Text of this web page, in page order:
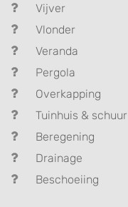
Vijver
Vlonder
Veranda
Pergola
Overkapping
Tuinhuis & schuur
Beregening
Drainage
Beschoeiing